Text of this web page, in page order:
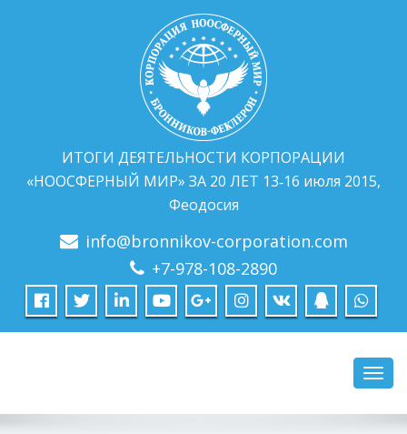
ИТОГИ ДЕЯТЕЛЬНОСТИ КОРПОРАЦИИ
«НООСФЕРНЫЙ МИР» ЗА 20 ЛЕТ 13‑16 июля 2015,
Феодосия
info@bronnikov-corporation.com
+7-978-108-2890